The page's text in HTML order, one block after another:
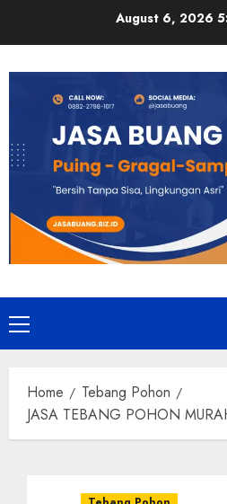
August 6, 2026
Primary
Menu
Home
Tebang Pohon
JASA TEBANG POHON